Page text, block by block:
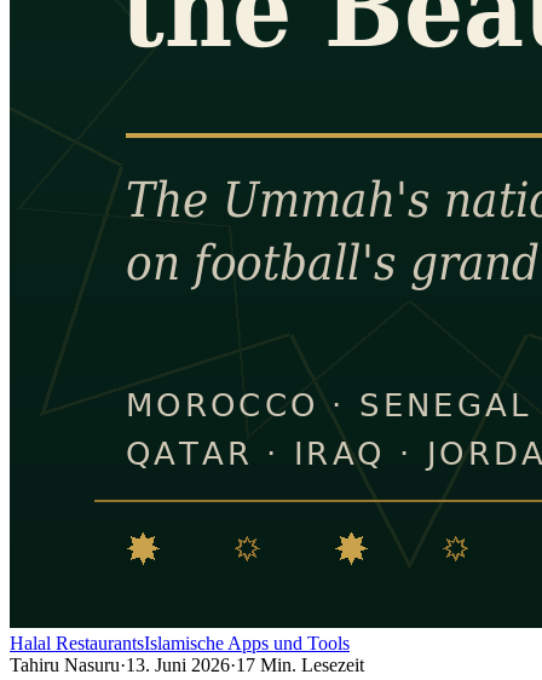
Halal RestaurantsIslamische Apps und Tools
Tahiru Nasuru·13. Juni 2026·17 Min. Lesezeit